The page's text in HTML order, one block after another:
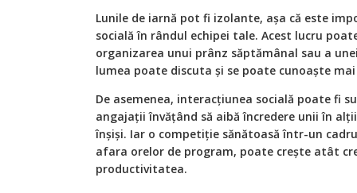
Lunile de iarnă pot fi izolante, așa că este
socială în rândul echipei tale. Acest lucru
organizarea unui prânz săptămânal sau a
lumea poate discuta și se poate cunoaște
De asemenea, interacțiunea socială poate fi
angajații învățând să aibă încredere unii în
înșiși. Iar o competiție sănătoasă într-un
afara orelor de program, poate crește atât
productivitatea.